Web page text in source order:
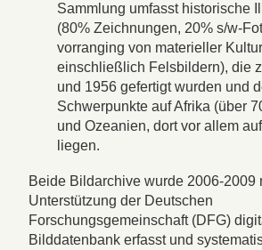
Sammlung umfasst historische
(80% Zeichnungen, 20% s/w-
vorranging von materieller
einschließlich Felsbildern), die
und 1956 gefertigt wurden und
Schwerpunkte auf Afrika (über
und Ozeanien, dort vor allem
liegen.
Beide Bildarchive wurde 2006-2009
Unterstützung der Deutschen
Forschungsgemeinschaft (DFG)
Bilddatenbank erfasst und